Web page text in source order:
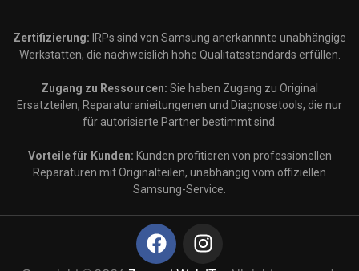
Zertifizierung: IRPs sind von Samsung anerkannnte unabhängige
Werkstatten, die nachweislich hohe Qualitatsstandards erfüllen.
Zugang zu Ressourcen: Sie haben Zugang zu Original
Ersatzteilen, Reparaturanieitungenen und Diagnosetools, die nur
für autorisierte Partner bestimmt sind.
Vorteile für Kunden: Kunden profitieren von professionellen
Reparaturen mit Originalteilen, unabhängig vom offiziellen
Samsung-Service.